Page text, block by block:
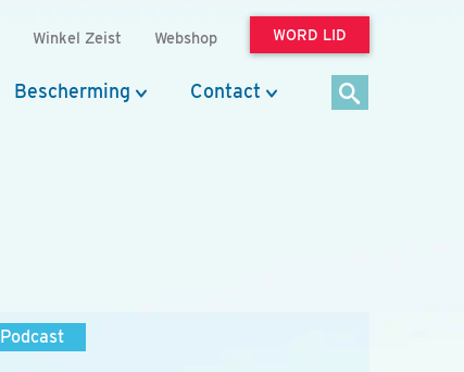
Winkel Zeist Webshop WORD LID
Bescherming Contact
Podcast